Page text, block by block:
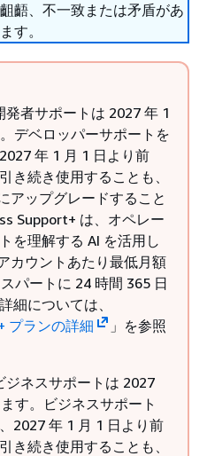
齬、不一致または矛盾があ
す。
者サポートは 2027 年 1
デベロッパーサポートを
年 1 月 1 日より前
き続き使用することも、
アップグレードすること
Support+ は、オペレー
を理解する AI を活用し
カウントあたり最低月額
パートに 24 時間 365 日
細については、
プランの詳細
」を参照
ジネスサポートは 2027
す。ビジネスサポート
2027 年 1 月 1 日より前
き続き使用することも、